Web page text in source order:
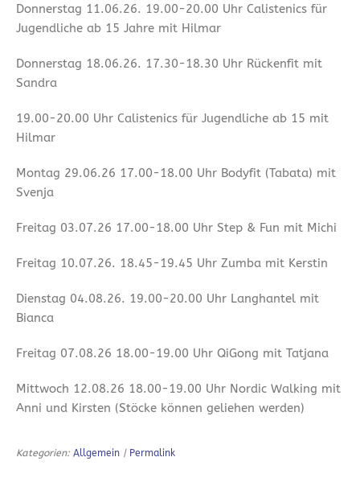
Donnerstag 11.06.26. 19.00-20.00 Uhr Calistenics für
Jugendliche ab 15 Jahre mit Hilmar
Donnerstag 18.06.26. 17.30-18.30 Uhr Rückenfit mit
Sandra
19.00-20.00 Uhr Calistenics für Jugendliche ab 15 mit
Hilmar
Montag 29.06.26 17.00-18.00 Uhr Bodyfit (Tabata) mit
Svenja
Freitag 03.07.26 17.00-18.00 Uhr Step & Fun mit Michi
Freitag 10.07.26. 18.45-19.45 Uhr Zumba mit Kerstin
Dienstag 04.08.26. 19.00-20.00 Uhr Langhantel mit
Bianca
Freitag 07.08.26 18.00-19.00 Uhr QiGong mit Tatjana
Mittwoch 12.08.26 18.00-19.00 Uhr Nordic Walking mit
Anni und Kirsten (Stöcke können geliehen werden)
Kategorien: Allgemein | Permalink